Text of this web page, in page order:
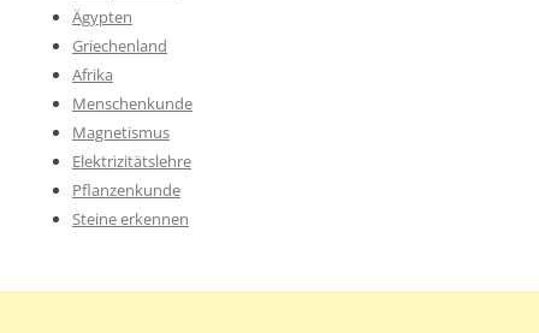
Ägypten
Griechenland
Afrika
Menschenkunde
Magnetismus
Elektrizitätslehre
Pflanzenkunde
Steine erkennen